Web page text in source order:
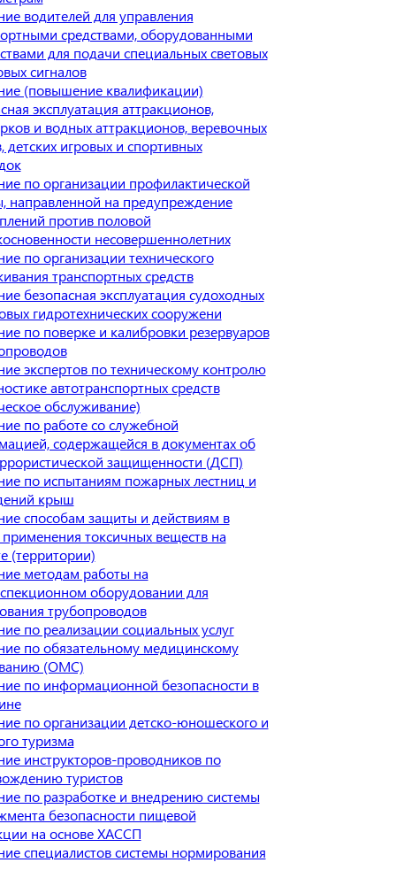
водителей для управления
средствами, оборудованными
для подачи специальных световых
сигналов
(повышение квалификации)
эксплуатация аттракционов,
и водных аттракционов, веревочных
детских игровых и спортивных
по организации профилактической
направленной на предупреждение
против половой
несовершеннолетних
по организации технического
транспортных средств
безопасная эксплуатация судоходных
гидротехнических сооружени
по поверке и калибровки резервуаров
экспертов по техническому контролю
автотранспортных средств
обслуживание)
по работе со служебной
содержащейся в документах об
защищенности (ДСП)
по испытаниям пожарных лестниц и
крыш
способам защиты и действиям в
применения токсичных веществ на
(территории)
методам работы на
оборудовании для
трубопроводов
по реализации социальных услуг
по обязательному медицинскому
(ОМС)
по информационной безопасности в
по организации детско-юношеского и
туризма
инструкторов-проводников по
туристов
по разработке и внедрению системы
безопасности пищевой
на основе ХАССП
специалистов системы нормирования